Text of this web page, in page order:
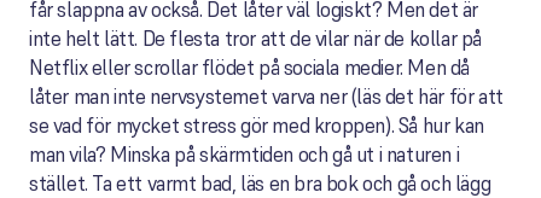
får slappna av också. Det låter väl logiskt? Men det är
inte helt lätt. De flesta tror att de vilar när de kollar på
Netflix eller scrollar flödet på sociala medier. Men då
låter man inte nervsystemet varva ner (läs det här för att
se vad för mycket stress gör med kroppen). Så hur kan
man vila? Minska på skärmtiden och gå ut i naturen i
stället. Ta ett varmt bad, läs en bra bok och gå och lägg